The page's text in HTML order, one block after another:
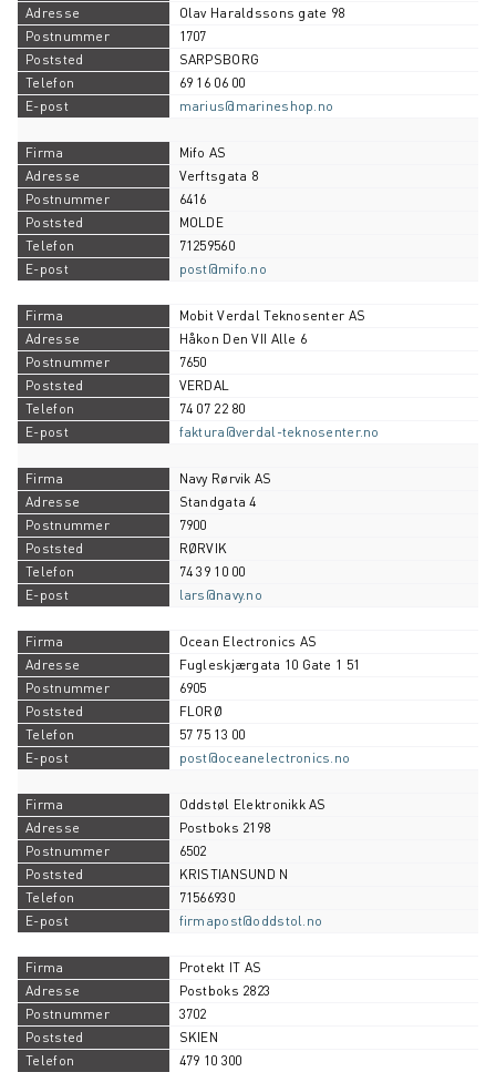
Olav Haraldssons gate 98
1707
SARPSBORG
69 16 06 00
marius@marineshop.no
Mifo AS
Verftsgata 8
6416
MOLDE
71259560
post@mifo.no
Mobit Verdal Teknosenter AS
Håkon Den VII Alle 6
7650
VERDAL
74 07 22 80
faktura@verdal-teknosenter.no
Navy Rørvik AS
Standgata 4
7900
RØRVIK
74 39 10 00
lars@navy.no
Ocean Electronics AS
Fugleskjærgata 10 Gate 1 51
6905
FLORØ
57 75 13 00
post@oceanelectronics.no
Oddstøl Elektronikk AS
Postboks 2198
6502
KRISTIANSUND N
71566930
firmapost@oddstol.no
Protekt IT AS
Postboks 2823
3702
SKIEN
479 10 300